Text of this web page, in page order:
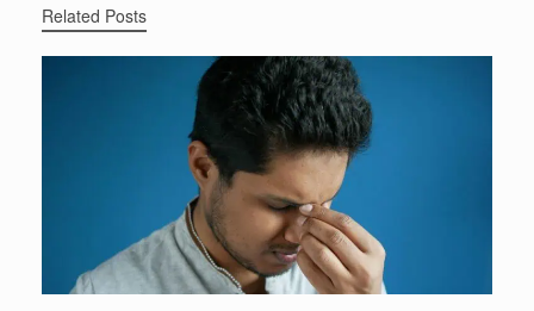
Related Posts